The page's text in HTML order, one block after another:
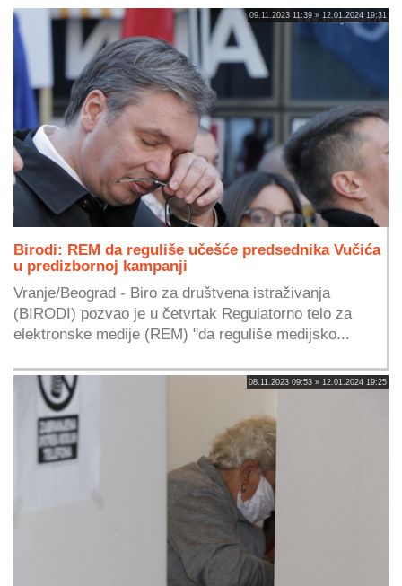
09.11.2023 11:39 » 12.01.2024 19:31
Birodi: REM da reguliše učešće predsednika Vučića
u predizbornoj kampanji
Vranje/Beograd - Biro za društvena istraživanja
(BIRODI) pozvao je u četvrtak Regulatorno telo za
elektronske medije (REM) "da reguliše medijsko...
08.11.2023 09:53 » 12.01.2024 19:25